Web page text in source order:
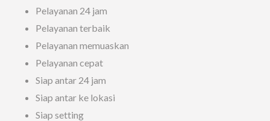
Pelayanan 24 jam
Pelayanan terbaik
Pelayanan memuaskan
Pelayanan cepat
Siap antar 24 jam
Siap antar ke lokasi
Siap setting